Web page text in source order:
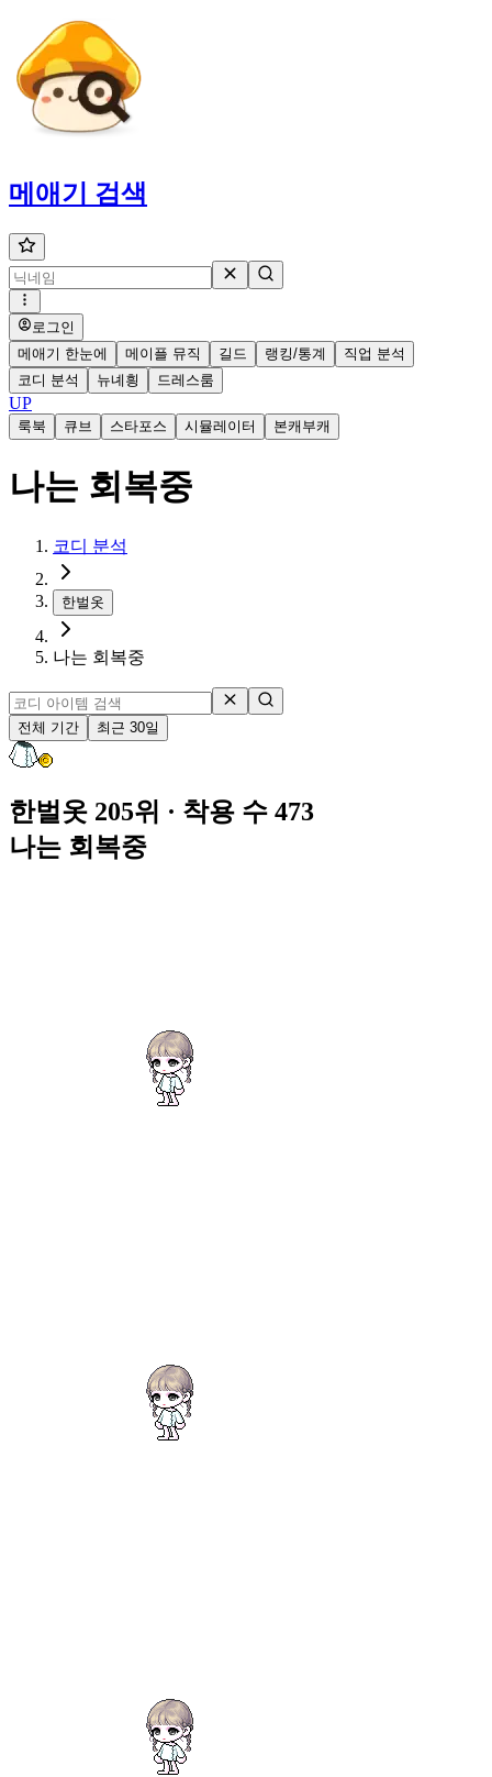
메애기 검색
로그인
메애기 한눈에
메이플 뮤직 길드 랭킹/통계
직업 분석
코디 분석
뉴녜힁 드레스룸
UP
룩북 큐브 스타포스 시뮬레이터 본캐부캐
나는 회복중
코디 분석
한벌옷
나는 회복중
전체 기간 최근 30일
한벌옷 205위 · 착용 수 473
나는 회복중